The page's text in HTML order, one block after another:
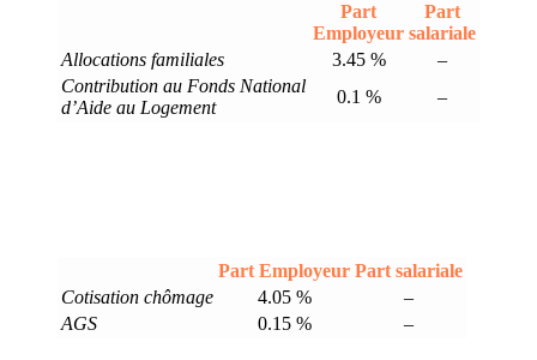
Part
Employeur
Part
salariale
Allocations familiales
3.45 %
–
Contribution au Fonds National
d’Aide au Logement
0.1 % –
Part Employeur Part salariale
Cotisation chômage
4.05 %
–
AGS
0.15 % –